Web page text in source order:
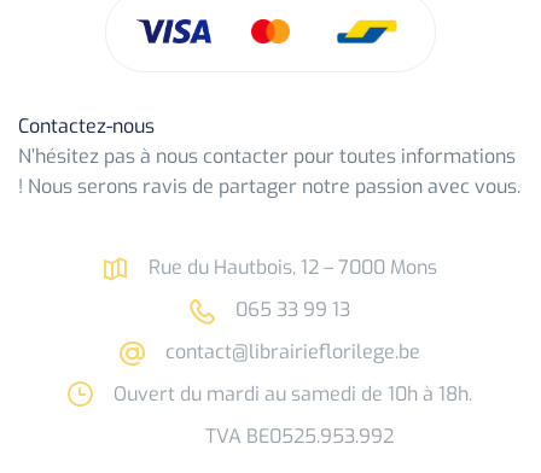
Contactez-nous
N’hésitez pas à nous contacter pour toutes informations
! Nous serons ravis de partager notre passion avec vous.
Rue du Hautbois, 12 – 7000 Mons
065 33 99 13
contact@librairieflorilege.be
Ouvert du mardi au samedi de 10h à 18h.
TVA BE0525.953.992